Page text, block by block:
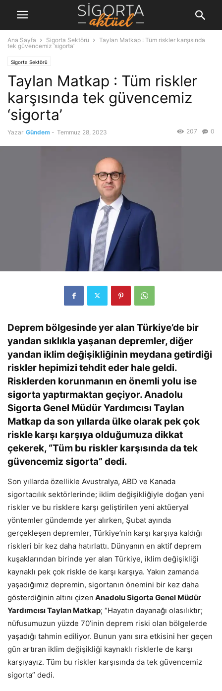
Ana Sayfa Sigorta Sektörü
Taylan Matkap : Tüm riskler karşısında
tek güvencemiz ‘sigorta’
Sigorta Sektörü
Taylan Matkap : Tüm riskler
karşısında tek güvencemiz
‘sigorta’
Yazar Gündem - Temmuz 28, 2023 0
207
Deprem bölgesinde yer alan Türkiye’de bir
yandan sıklıkla yaşanan depremler, diğer
yandan iklim değişikliğinin meydana getirdiği
riskler hepimizi tehdit eder hale geldi.
Risklerden korunmanın en önemli yolu ise
sigorta yaptırmaktan geçiyor. Anadolu
Sigorta Genel Müdür Yardımcısı Taylan
Matkap da son yıllarda ülke olarak pek çok
riskle karşı karşıya olduğumuza dikkat
çekerek, “Tüm bu riskler karşısında da tek
güvencemiz sigorta” dedi.
Son yıllarda özellikle Avustralya, ABD ve Kanada
sigortacılık sektörlerinde; iklim değişikliğiyle doğan yeni
riskler ve bu risklere karşı geliştirilen yeni aktüeryal
yöntemler gündemde yer alırken, Şubat ayında
gerçekleşen depremler, Türkiye’nin karşı karşıya kaldığı
riskleri bir kez daha hatırlattı. Dünyanın en aktif deprem
kuşaklarından birinde yer alan Türkiye, iklim değişikliği
kaynaklı pek çok riskle de karşı karşıya. Yakın zamanda
yaşadığımız depremin, sigortanın önemini bir kez daha
gösterdiğinin altını çizen Anadolu Sigorta Genel Müdür
Yardımcısı Taylan Matkap; “Hayatın dayanağı olasılıktır;
nüfusumuzun yüzde 70’inin deprem riski olan bölgelerde
yaşadığı tahmin ediliyor. Bunun yanı sıra etkisini her geçen
gün artıran iklim değişikliği kaynaklı risklerle de karşı
karşıyayız. Tüm bu riskler karşısında da tek güvencemiz
sigorta” dedi.